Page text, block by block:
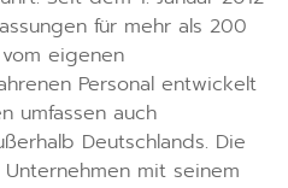
für mehr als 200
eigenen
Personal entwickelt
umfassen auch
Deutschlands. Die
mit seinem